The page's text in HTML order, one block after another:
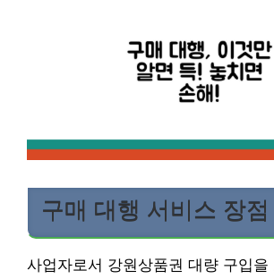
구매 대행 서비스 장점
사업자로서 강원상품권 대량 구입을